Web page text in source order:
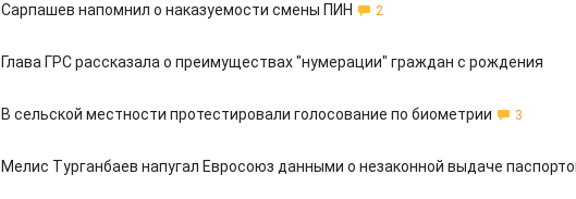
Сарпашев напомнил о наказуемости смены ПИН 2
Глава ГРС рассказала о преимуществах "нумерации" граждан с рождения
В сельской местности протестировали голосование по биометрии 3
Мелис Турганбаев напугал Евросоюз данными о незаконной выдаче